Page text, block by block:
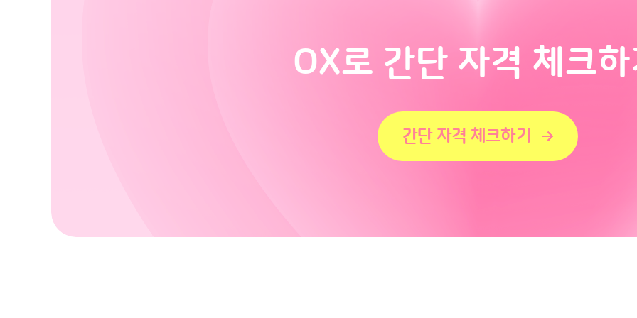
OX로 간단 자격 체크
간단 자격 체크하기